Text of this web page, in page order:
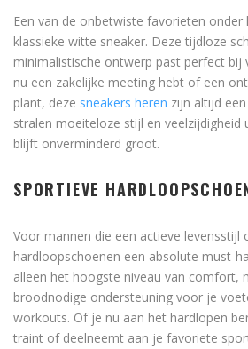
Een van de onbetwiste favorieten onder
klassieke witte sneaker. Deze tijdloze
minimalistische ontwerp past perfect bij
nu een zakelijke meeting hebt of een
plant, deze sneakers heren zijn altijd
stralen moeiteloze stijl en veelzijdigheid
blijft onverminderd groot.
SPORTIEVE
Voor mannen die een actieve levensstijl
hardloopschoenen een absolute must-
alleen het hoogste niveau van comfort,
broodnodige ondersteuning voor je
workouts. Of je nu aan het hardlopen
traint of deelneemt aan je favoriete